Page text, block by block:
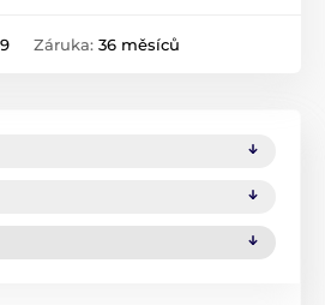
Záruka: 36 měsíců